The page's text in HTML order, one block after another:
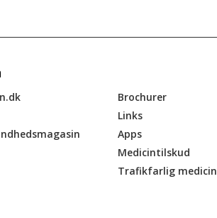
Brochurer
Links
Apps
Medicintilskud
Trafikfarlig medicin